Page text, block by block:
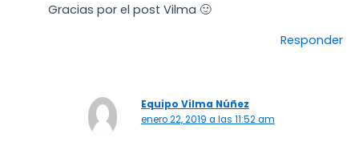
Gracias por el post Vilma 🙂
Responder
Equipo Vilma Núñez
enero 22, 2019 a las 11:52 am